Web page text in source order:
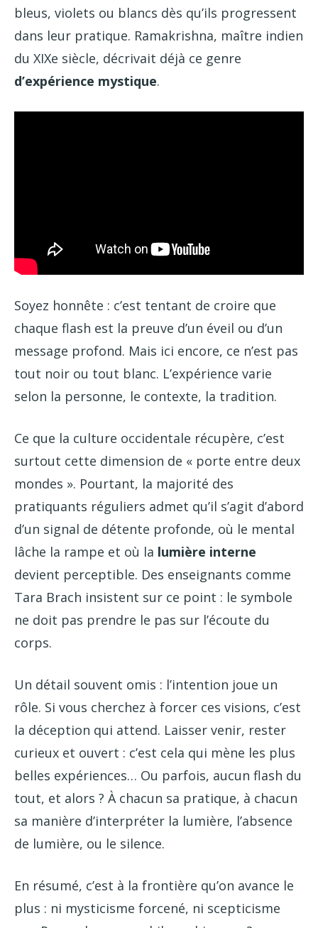
bleus, violets ou blancs dès qu’ils progressent
dans leur pratique. Ramakrishna, maître indien
du XIXe siècle, décrivait déjà ce genre
d’expérience mystique.
Soyez honnête : c’est tentant de croire que
chaque flash est la preuve d’un éveil ou d’un
message profond. Mais ici encore, ce n’est pas
tout noir ou tout blanc. L’expérience varie
selon la personne, le contexte, la tradition.
Ce que la culture occidentale récupère, c’est
surtout cette dimension de « porte entre deux
mondes ». Pourtant, la majorité des
pratiquants réguliers admet qu’il s’agit d’abord
d’un signal de détente profonde, où le mental
lâche la rampe et où la lumière interne
devient perceptible. Des enseignants comme
Tara Brach insistent sur ce point : le symbole
ne doit pas prendre le pas sur l’écoute du
corps.
Un détail souvent omis : l’intention joue un
rôle. Si vous cherchez à forcer ces visions, c’est
la déception qui attend. Laisser venir, rester
curieux et ouvert : c’est cela qui mène les plus
belles expériences… Ou parfois, aucun flash du
tout, et alors ? À chacun sa pratique, à chacun
sa manière d’interpréter la lumière, l’absence
de lumière, ou le silence.
En résumé, c’est à la frontière qu’on avance le
plus : ni mysticisme forcené, ni scepticisme